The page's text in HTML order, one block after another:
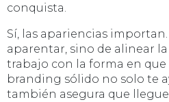
conquista.
Sí, las apariencias
aparentar, sino de alinear
trabajo con la forma en que
branding sólido no solo te
también asegura que